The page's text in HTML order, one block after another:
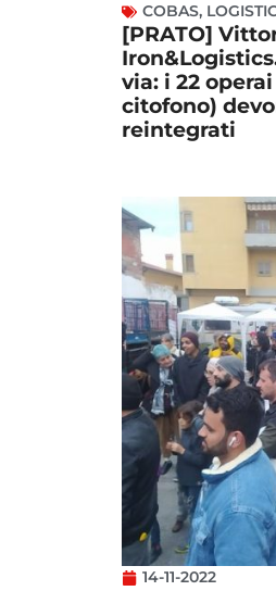
COBAS,
[PRATO]
via: i 22
citofono)
reintegrati
14-11-2022